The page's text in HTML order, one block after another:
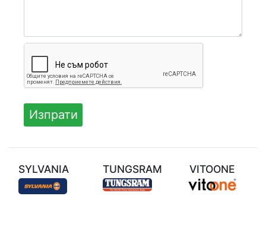
SYLVANIA TUNGSRAM VITOONE